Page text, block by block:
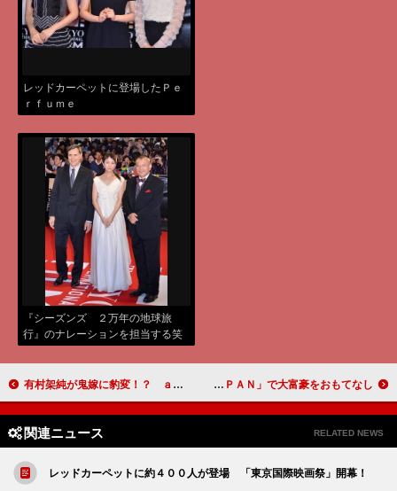
レッドカーペットに登場したＰｅ
ｒｆｕｍｅ
『シーズンズ ２万年の地球旅
行』のナレーションを担当する笑
福亭鶴瓶と木村文乃（左は監督）
有村架純が鬼嫁に豹変！？ ａｕ三太郎シリーズ新ＣＭが放送開始 井ノ原快彦＆伊野尾慧が“爆買い”アシスト フジ系「爆買いＪＡＰＡＮ」で大富豪をおもてなし
関連ニュース RELATED NEWS
レッドカーペットに約４００人が登場 「東京国際映画祭」開幕！